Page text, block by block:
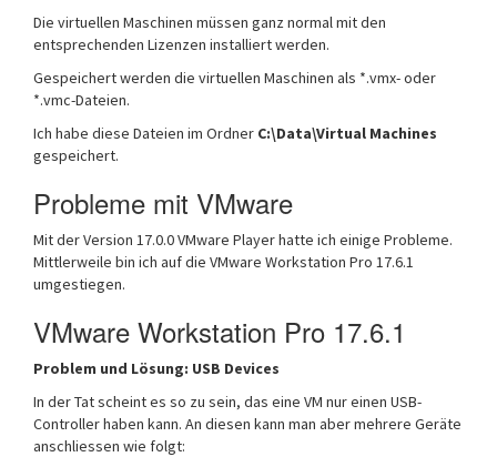
Die virtuellen Maschinen müssen ganz normal mit den
entsprechenden Lizenzen installiert werden.
Gespeichert werden die virtuellen Maschinen als *.vmx- oder
*.vmc-Dateien.
Ich habe diese Dateien im Ordner C:\Data\Virtual Machines
gespeichert.
Probleme mit VMware
Mit der Version 17.0.0 VMware Player hatte ich einige Probleme.
Mittlerweile bin ich auf die VMware Workstation Pro 17.6.1
umgestiegen.
VMware Workstation Pro 17.6.1
Problem und Lösung: USB Devices
In der Tat scheint es so zu sein, das eine VM nur einen USB-
Controller haben kann. An diesen kann man aber mehrere Geräte
anschliessen wie folgt: